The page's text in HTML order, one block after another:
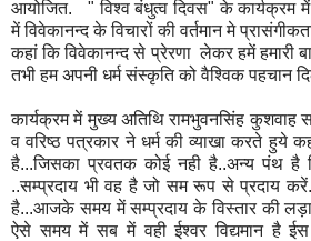
आयोजित. " विश्व बंधुत्व दिवस" के कार्यक्रम में
में विवेकानन्द के विचारों की वर्तमान मे
कहां कि विवेकानन्द से प्रेरणा लेकर हमें हमारी
तभी हम अपनी धर्म संस्कृति को वैश्विक पहचान
कार्यक्रम में मुख्य अतिथि रामभुवनसिंह कुशवाह
व वरिष्ठ पत्रकार ने धर्म की व्याखा करते हुये
है...जिसका प्रवतक कोई नही है..अन्य पंथ है
..सम्प्रदाय भी वह है जो सम रूप से प्रदाय
है...आजके समय में सम्प्रदाय के विस्तार की
ऐसे समय में सब में वही ईश्वर विद्यमान है